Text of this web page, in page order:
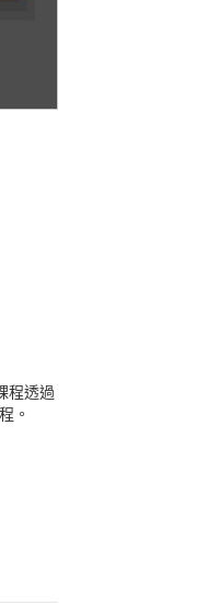
程透過
。